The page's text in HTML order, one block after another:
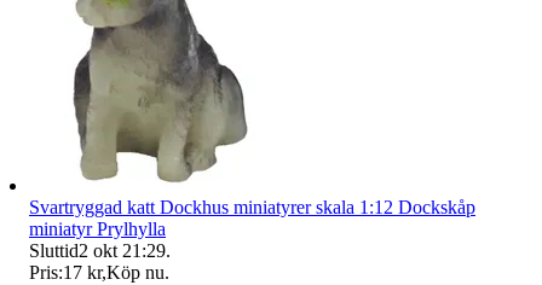
Svartryggad katt Dockhus miniatyrer skala 1:12 Dockskåp
miniatyr Prylhylla
Sluttid2 okt 21:29.
Pris:17 kr,Köp nu.